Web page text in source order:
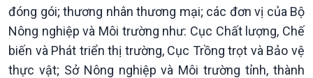
đóng gói; thương nhân thương mại; các đơn vị của Bộ
Nông nghiệp và Môi trường như: Cục Chất lượng, Chế
biến và Phát triển thị trường, Cục Trồng trọt và Bảo vệ
thực vật; Sở Nông nghiệp và Môi trường tỉnh, thành